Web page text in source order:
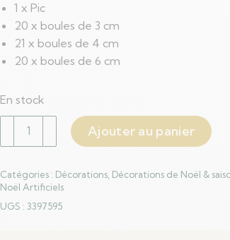
1 x Pic
20 x boules de 3 cm
21 x boules de 4 cm
20 x boules de 6 cm
En stock
quantité
de
Noël
artificiel
Ajouter au panier
Catégories : Décorations Décorations de Noël &
Noël Artificiels
UGS : 3397595